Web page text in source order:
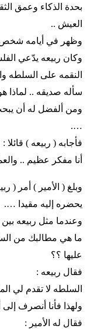
بحدة الذكاء وعمق
العيش ..
وظهر في أيامه شخص
وكان ربيعه يدّعي
النقمه على السلطه
سأله صديقه .. لماذا
ومن ألفضل له أن
….
فأجابه ( ربيعه ) قائلا :
أنا مفكر عظيم ..
وبلغ ( الأمير ) أمر (
يحضره إليه مقيدا ….
وعندما مثل ربيعه بين
ما هي مطالبك من
عليها ؟؟
فقال ربيعه :
السلطه لا تقدم لي
ولهذا فأنا أنصرف
فقال له الأمير :